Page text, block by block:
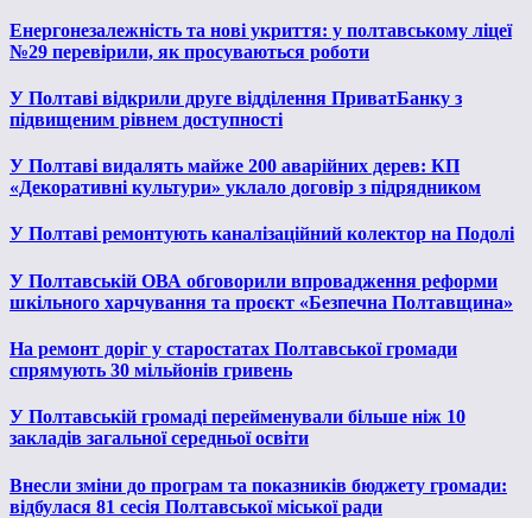
Енергонезалежність та нові укриття: у полтавському ліцеї
№29 перевірили, як просуваються роботи
У Полтаві відкрили друге відділення ПриватБанку з
підвищеним рівнем доступності
У Полтаві видалять майже 200 аварійних дерев: КП
«Декоративні культури» уклало договір з підрядником
У Полтаві ремонтують каналізаційний колектор на Подолі
У Полтавській ОВА обговорили впровадження реформи
шкільного харчування та проєкт «Безпечна Полтавщина»
На ремонт доріг у старостатах Полтавської громади
спрямують 30 мільйонів гривень
У Полтавській громаді перейменували більше ніж 10
закладів загальної середньої освіти
Внесли зміни до програм та показників бюджету громади:
відбулася 81 сесія Полтавської міської ради